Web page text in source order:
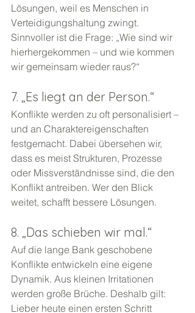
Lösungen, weil es Menschen in
Verteidigungshaltung zwingt.
Sinnvoller ist die Frage: „Wie sind wir
hierhergekommen – und wie kommen
wir gemeinsam wieder raus?“
7. „Es liegt an der Person.“
Konflikte werden zu oft personalisiert –
und an Charaktereigenschaften
festgemacht. Dabei übersehen wir,
dass es meist Strukturen, Prozesse
oder Missverständnisse sind, die den
Konflikt antreiben. Wer den Blick
weitet, schafft bessere Lösungen.
8. „Das schieben wir mal.“
Auf die lange Bank geschobene
Konflikte entwickeln eine eigene
Dynamik. Aus kleinen Irritationen
werden große Brüche. Deshalb gilt:
Lieber heute einen ersten Schritt